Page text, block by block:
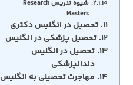
شیوه تدریس Research
Masters
تحصیل در انگلیس دکتری
تحصیل پزشکی در انگلیس
تحصیل در انگلیس
دندانپزشکی
مهاجرت تحصیلی به انگلیس